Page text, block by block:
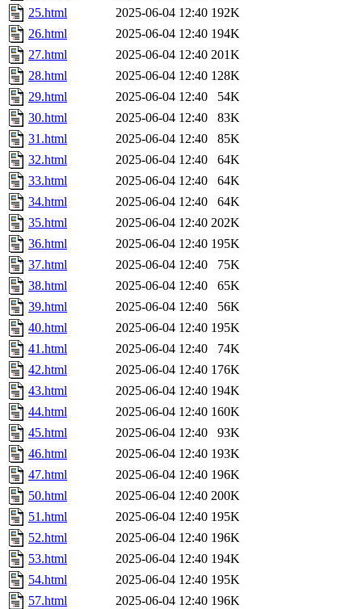
25.html
2025-06-04 12:40 192K
26.html
2025-06-04 12:40 194K
27.html
2025-06-04 12:40 201K
28.html
2025-06-04 12:40 128K
29.html
2025-06-04 12:40
54K
30.html
2025-06-04 12:40
83K
31.html
2025-06-04 12:40
85K
32.html
2025-06-04 12:40
64K
33.html
2025-06-04 12:40
64K
34.html
2025-06-04 12:40
64K
35.html
2025-06-04 12:40 202K
36.html
2025-06-04 12:40 195K
37.html
2025-06-04 12:40
75K
38.html
2025-06-04 12:40
65K
39.html
2025-06-04 12:40
56K
40.html
2025-06-04 12:40 195K
41.html
2025-06-04 12:40
74K
42.html
2025-06-04 12:40 176K
43.html
2025-06-04 12:40 194K
44.html
2025-06-04 12:40 160K
45.html
2025-06-04 12:40
93K
46.html
2025-06-04 12:40 193K
47.html
2025-06-04 12:40 196K
50.html
2025-06-04 12:40 200K
51.html
2025-06-04 12:40 195K
52.html
2025-06-04 12:40 196K
53.html
2025-06-04 12:40 194K
54.html
2025-06-04 12:40 195K
57.html
2025-06-04 12:40 196K